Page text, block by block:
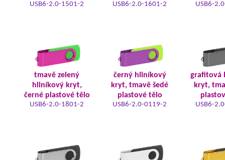
USB6-2.0-1501-2 USB6-2.0-1601-2 USB6-
tmavě zelený
hliníkový kryt,
černé plastové tělo
USB6-2.0-1801-2
černý hliníkový
kryt, tmavě šedé
plastové tělo
USB6-2.0-0119-2
grafitová
kryt,
USB6-